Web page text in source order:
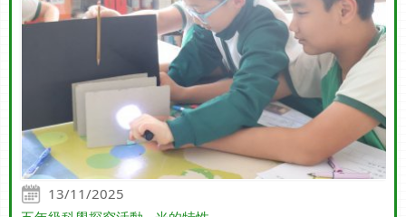
13/11/2025